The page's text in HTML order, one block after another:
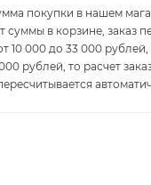
покупки в нашем
суммы в корзине, заказ
10 000 до 33 000 рублей,
рублей, то расчет